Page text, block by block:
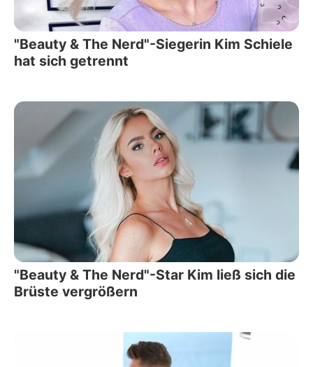
"Beauty & The Nerd"-Siegerin Kim Schiele
hat sich getrennt
"Beauty & The Nerd"-Star Kim ließ sich die
Brüste vergrößern